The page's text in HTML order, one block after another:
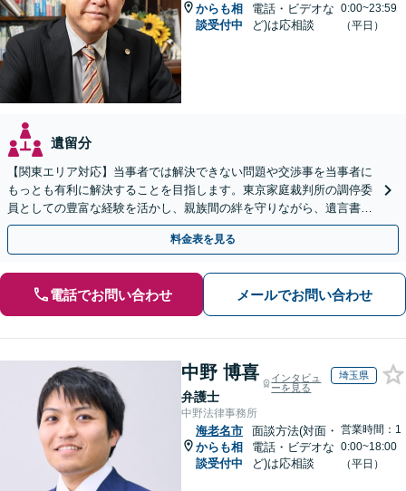
からも相
談受付中
電話・ビデオな
ど)は応相談
0:00~23:59
（平日）
遺留分
【関東エリア対応】当事者では解決できない問題や交渉事を当事者に
もっとも有利に解決することを目指します。東京家庭裁判所の調停委
員としての豊富な経験を活かし、親族間の絆を守りながら、遺言書作
成から相続放棄まで相続問題を誠実にサポートいたします。
料金表を見る
電話でお問い合わせ メールでお問い合わせ
中野 博喜
弁護士
インタビュ
ーを見る
埼玉県
中野法律事務所
海老名市
からも相
談受付中
面談方法(対面・
電話・ビデオな
ど)は応相談
営業時間：1
0:00~18:00
（平日）